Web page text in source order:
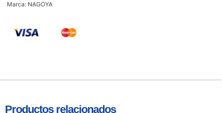
Marca: NAGOYA
Productos relacionados